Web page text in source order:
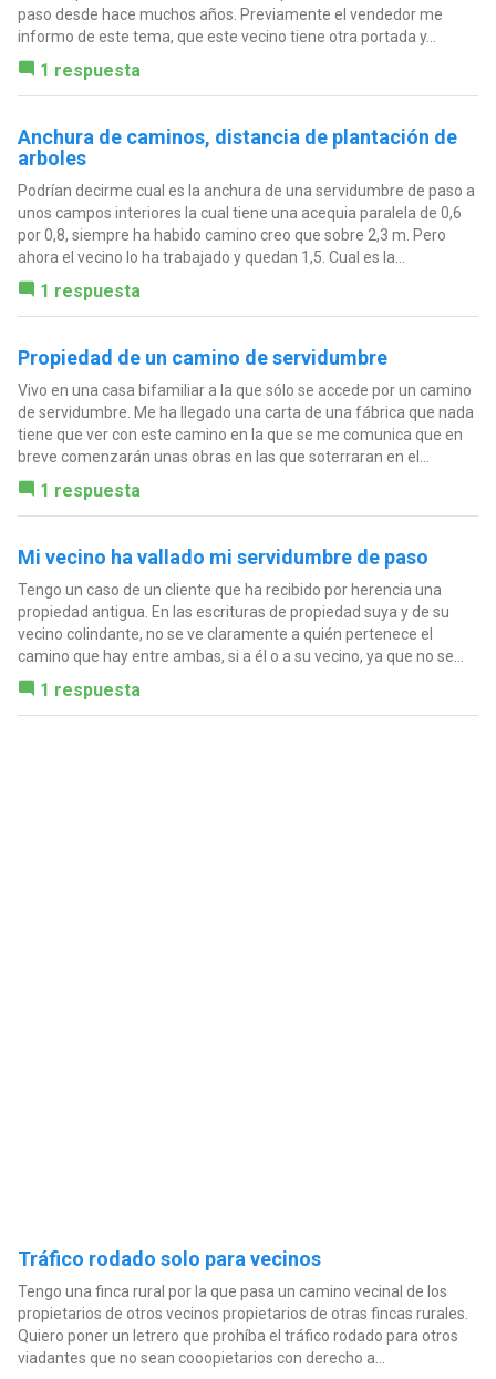
paso desde hace muchos años. Previamente el vendedor me
informo de este tema, que este vecino tiene otra portada y...
1 respuesta
Anchura de caminos, distancia de plantación de
arboles
Podrían decirme cual es la anchura de una servidumbre de paso a
unos campos interiores la cual tiene una acequia paralela de 0,6
por 0,8, siempre ha habido camino creo que sobre 2,3 m. Pero
ahora el vecino lo ha trabajado y quedan 1,5. Cual es la...
1 respuesta
Propiedad de un camino de servidumbre
Vivo en una casa bifamiliar a la que sólo se accede por un camino
de servidumbre. Me ha llegado una carta de una fábrica que nada
tiene que ver con este camino en la que se me comunica que en
breve comenzarán unas obras en las que soterraran en el...
1 respuesta
Mi vecino ha vallado mi servidumbre de paso
Tengo un caso de un cliente que ha recibido por herencia una
propiedad antigua. En las escrituras de propiedad suya y de su
vecino colindante, no se ve claramente a quién pertenece el
camino que hay entre ambas, si a él o a su vecino, ya que no se...
1 respuesta
Tráfico rodado solo para vecinos
Tengo una finca rural por la que pasa un camino vecinal de los
propietarios de otros vecinos propietarios de otras fincas rurales.
Quiero poner un letrero que prohíba el tráfico rodado para otros
viadantes que no sean cooopietarios con derecho a...